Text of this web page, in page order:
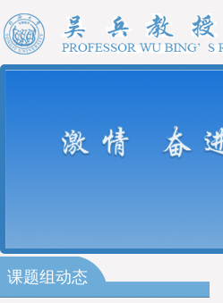
课题组动态